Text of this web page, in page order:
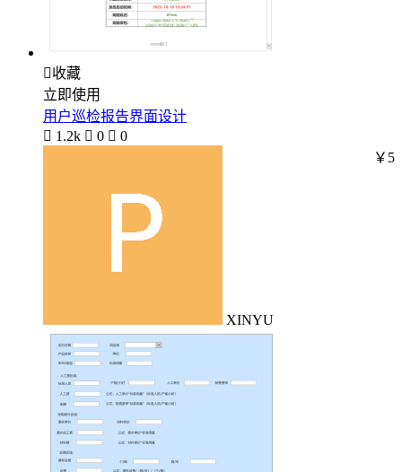
收藏
立即使用
用户巡检报告界面设计
 1.2k  0  0
XINYU
￥5